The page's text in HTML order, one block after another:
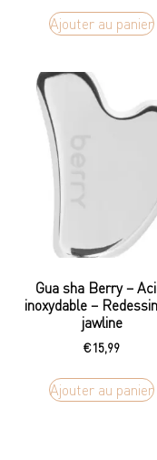
Ajouter au panier
Gua sha Berry –
inoxydable –
jawline
€15,99
Ajouter au panier